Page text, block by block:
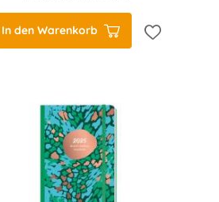
In den Warenkorb